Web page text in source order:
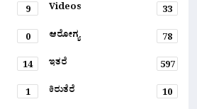
9 Videos
33
0 ಆರೋಗ್ಯ
78
14 ಇತರೆ
597
1 ಕಿರುತೆರೆ
10